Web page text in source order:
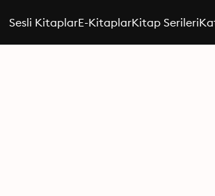
Sesli KitaplarE-KitaplarKitap Serileri